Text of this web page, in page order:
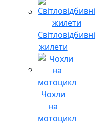
Світловідбивні
жилети
Чохли
на
мотоцикл